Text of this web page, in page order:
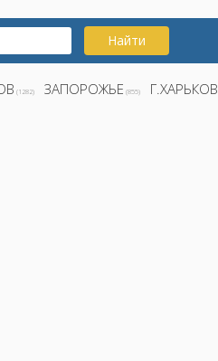
Найти
(1282) ЗАПОРОЖЬЕ (855) Г.ХАРЬКОВ